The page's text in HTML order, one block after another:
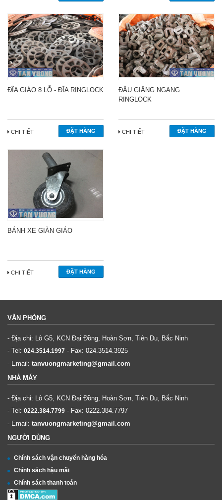
ĐĨA GIÁO 8 LỖ - ĐĨA RINGLOCK
CHI TIẾT
ĐẦU GIẰNG NGANG
RINGLOCK
CHI TIẾT
BÁNH XE GIÀN GIÁO
CHI TIẾT
VĂN PHÒNG
- Địa chỉ: Lô G5, KCN Đại Đồng, Hoàn Sơn, Tiên Du, Bắc Ninh
- Tel: 024.3514.1997 - Fax: 024.3514.3925
- Email: tanvuongmarketing@gmail.com
NHÀ MÁY
- Địa chỉ: Lô G5, KCN Đại Đồng, Hoàn Sơn, Tiên Du, Bắc Ninh
- Tel: 0222.384.7799 - Fax: 0222.384.7797
- Email: tanvuongmarketing@gmail.com
NGƯỜI DÙNG
Chính sách vận chuyển hàng hóa
Chính sách hậu mãi
Chính sách thanh toán